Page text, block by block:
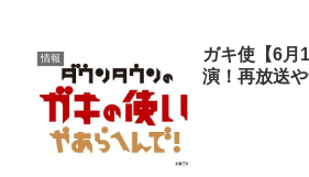
情報
ガキ使【6月
演！再放送